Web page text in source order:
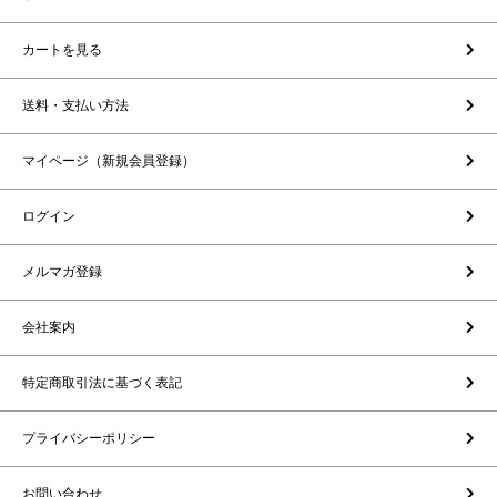
カートを見る
送料・支払い方法
マイページ（新規会員登録）
ログイン
メルマガ登録
会社案内
特定商取引法に基づく表記
プライバシーポリシー